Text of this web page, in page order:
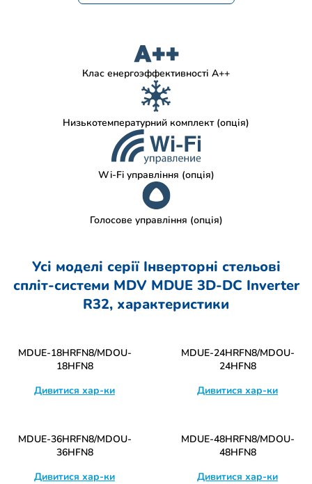
Клас енергоэффективності A++
Низькотемпературний комплект (опція)
Wi-Fi управління (опція)
Голосове управління (опція)
Усі моделі серії Інверторні стельові
спліт-системи MDV MDUE 3D-DC Inverter
R32, характеристики
MDUE-18HRFN8/MDOU-
18HFN8
Дивитися хар-ки
MDUE-24HRFN8/MDOU-
24HFN8
Дивитися хар-ки
MDUE-36HRFN8/MDOU-
36HFN8
Дивитися хар-ки
MDUE-48HRFN8/MDOU-
48HFN8
Дивитися хар-ки